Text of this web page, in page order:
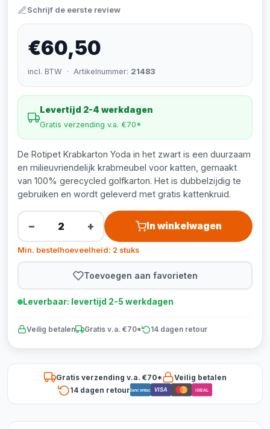
Schrijf de eerste review
€60,50
incl. BTW · Artikelnummer: 21483
Levertijd 2-4 werkdagen
Gratis verzending v.a. €70*
De Rotipet Krabkarton Yoda in het zwart is een duurzaam
en milieuvriendelijk krabmeubel voor katten, gemaakt
van 100% gerecycled golfkarton. Het is dubbelzijdig te
gebruiken en wordt geleverd met gratis kattenkruid.
− + In winkelwagen
Min. bestelhoeveelheid: 2 stuks
Toevoegen aan favorieten
Leverbaar: levertijd 2-5 werkdagen
Veilig betalen Gratis v.a. €70* 14 dagen retour
Gratis verzending v.a. €70*
Veilig betalen
14 dagen retourBancontact VISA iDEAL